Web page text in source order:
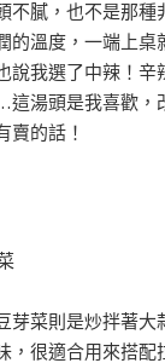
不膩，也不是那種
的溫度，一端上桌
說我選了中辣！辛
湯頭是我喜歡，
賣的話！
芽菜則是炒拌著
，很適合用來搭配